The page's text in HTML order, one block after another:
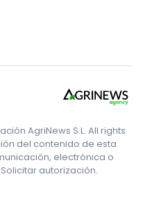
AgriNews S.L. All rights
del contenido de esta
electrónica o
autorización.